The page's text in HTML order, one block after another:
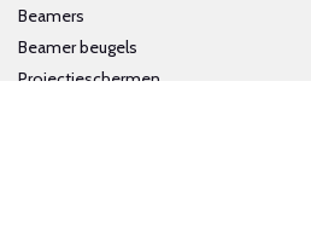
Beamers
Beamer beugels
Projectieschermen